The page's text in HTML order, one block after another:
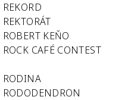
REKORD
REKTORÁT
ROBERT KEŇO
ROCK CAFÉ CONTEST
RODINA
RODODENDRON